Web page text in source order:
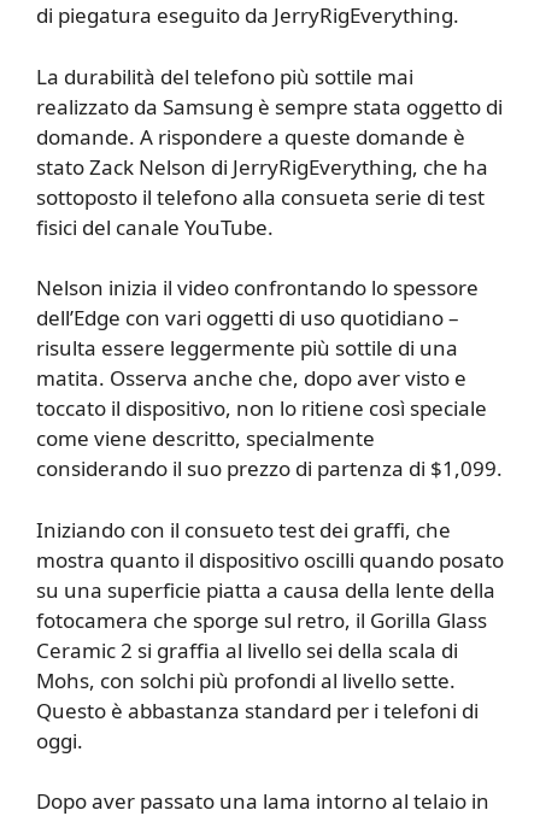
di piegatura eseguito da JerryRigEverything.
La durabilità del telefono più sottile mai
realizzato da Samsung è sempre stata oggetto di
domande. A rispondere a queste domande è
stato Zack Nelson di JerryRigEverything, che ha
sottoposto il telefono alla consueta serie di test
fisici del canale YouTube.
Nelson inizia il video confrontando lo spessore
dell’Edge con vari oggetti di uso quotidiano –
risulta essere leggermente più sottile di una
matita. Osserva anche che, dopo aver visto e
toccato il dispositivo, non lo ritiene così speciale
come viene descritto, specialmente
considerando il suo prezzo di partenza di $1,099.
Iniziando con il consueto test dei graffi, che
mostra quanto il dispositivo oscilli quando posato
su una superficie piatta a causa della lente della
fotocamera che sporge sul retro, il Gorilla Glass
Ceramic 2 si graffia al livello sei della scala di
Mohs, con solchi più profondi al livello sette.
Questo è abbastanza standard per i telefoni di
oggi.
Dopo aver passato una lama intorno al telaio in